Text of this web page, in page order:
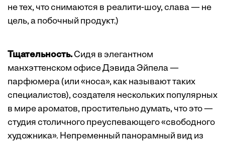
не тех, что снимаются в реалити-шоу, слава — не
цель, а побочный продукт.)
Тщательность.Сидя в элегантном
манхэттенском офисе Дэвида Эйпела —
парфюмера (или «носа», как называют таких
специалистов), создателя нескольких популярных
в мире ароматов, простительно думать, что это —
студия столичного преуспевающего «свободного
художника». Непременный панорамный вид из